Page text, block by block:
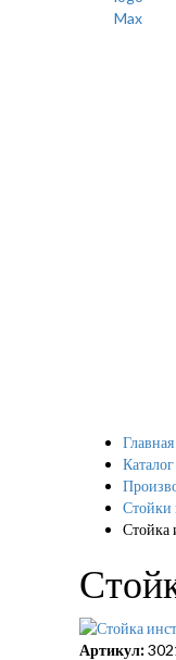
Главная
Каталог
Стойки
Стойка
Артикул: